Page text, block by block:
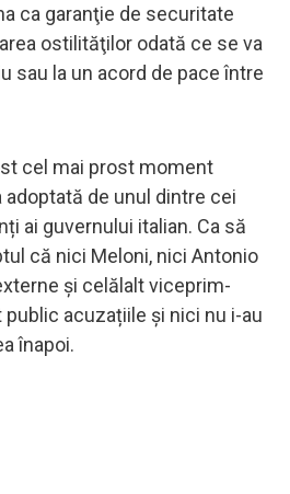
ca garanţie de securitate
ostilităţilor odată ce se va
sau la un acord de pace între
cel mai prost moment
de unul dintre cei
ai guvernului italian. Ca să
că nici Meloni, nici Antonio
și celălalt viceprim-
acuzațiile și nici nu i-au
înapoi.